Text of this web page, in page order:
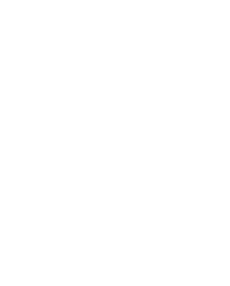
a reálně nevidět nic bych